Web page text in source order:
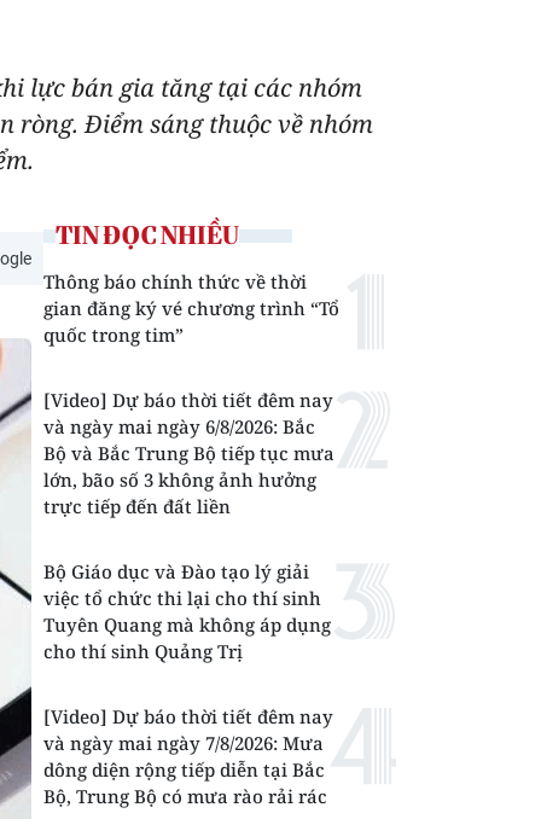
lực bán gia tăng tại các nhóm
ròng. Điểm sáng thuộc về nhóm
TIN ĐỌC NHIỀU
Thông báo chính thức về thời
gian đăng ký vé chương trình “Tổ
quốc trong tim”
[Video] Dự báo thời tiết đêm nay
và ngày mai ngày 6/8/2026: Bắc
Bộ và Bắc Trung Bộ tiếp tục mưa
lớn, bão số 3 không ảnh hưởng
trực tiếp đến đất liền
Bộ Giáo dục và Đào tạo lý giải
việc tổ chức thi lại cho thí sinh
Tuyên Quang mà không áp dụng
cho thí sinh Quảng Trị
[Video] Dự báo thời tiết đêm nay
và ngày mai ngày 7/8/2026: Mưa
dông diện rộng tiếp diễn tại Bắc
Bộ, Trung Bộ có mưa rào rải rác